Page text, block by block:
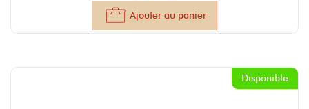
Ajouter au panier
Disponible